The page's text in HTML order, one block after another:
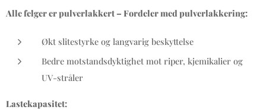
Alle felger er pulverlakkert – Fordeler med pulverlakkering:
Økt slitestyrke og langvarig beskyttelse
Bedre motstandsdyktighet mot riper, kjemikalier og
UV-stråler
Lastekapasitet: